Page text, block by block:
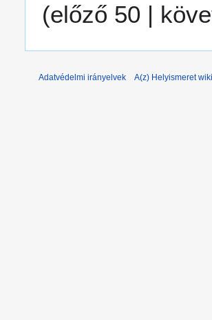
(előző 50 |
Adatvédelmi irányelvek A(z) Helyismeret